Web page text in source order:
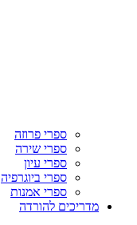
ספרי פרוזה
ספרי שירה
ספרי עיון
ספרי ביוגרפיה
ספרי אמנות
מדריכים להורדה